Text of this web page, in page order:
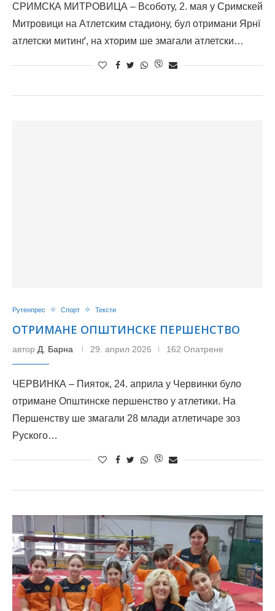
СРИМСКА МИТРОВИЦА – Всоботу, 2. мая у Сримскей
Митровици на Атлетским стадиону, бул отримани Ярнї
атлетски митинґ, на хторим ше змагали атлетски…
Рутенпрес Спорт Тексти
ОТРИМАНЕ ОПШТИНСКЕ ПЕРШЕНСТВО
автор Д. Барна 29. април 2026 162 Опатрене
ЧЕРВИНКА – Пияток, 24. априла у Червинки було
отримане Општинске першенство у атлетики. На
Першенству ше змагали 28 млади атлетичаре зоз
Руского…